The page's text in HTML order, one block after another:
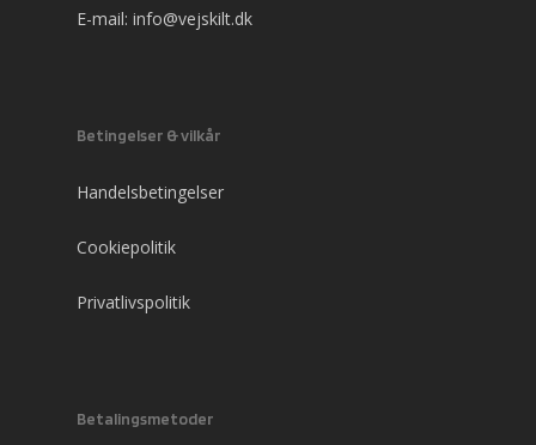
E-mail: info@vejskilt.dk
Betingelser & vilkår
Handelsbetingelser
Cookiepolitik
Privatlivspolitik
Betalingsmetoder